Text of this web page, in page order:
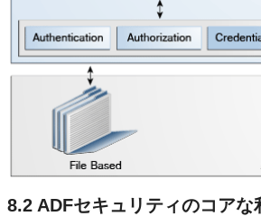
8.2 ADFセキュリティのコアな